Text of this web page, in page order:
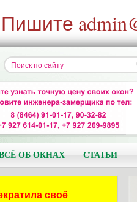
ОБ ОКНАХ СТАТЬИ
своё